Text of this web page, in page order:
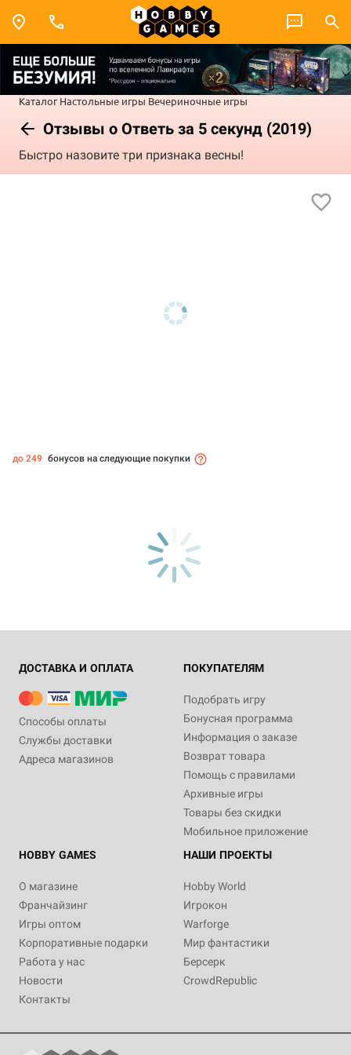
Каталог Настольные игры Вечериночные игры
Отзывы о Ответь за 5 секунд (2019)
Быстро назовите три признака весны!
до 249 бонусов на следующие покупки
ДОСТАВКА И ОПЛАТА
Способы оплаты
Службы доставки
Адреса магазинов
ПОКУПАТЕЛЯМ
Подобрать игру
Бонусная программа
Информация о заказе
Возврат товара
Помощь с правилами
Архивные игры
Товары без скидки
Мобильное приложение
HOBBY GAMES
О магазине
Франчайзинг
Игры оптом
Корпоративные подарки
Работа у нас
Новости
Контакты
НАШИ ПРОЕКТЫ
Hobby World
Игрокон
Warforge
Мир фантастики
Берсерк
CrowdRepublic